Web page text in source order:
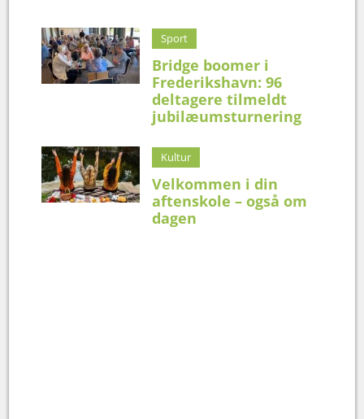
Sport
Bridge boomer i
Frederikshavn: 96
deltagere tilmeldt
jubilæumsturnering
Kultur
Velkommen i din
aftenskole – også om
dagen